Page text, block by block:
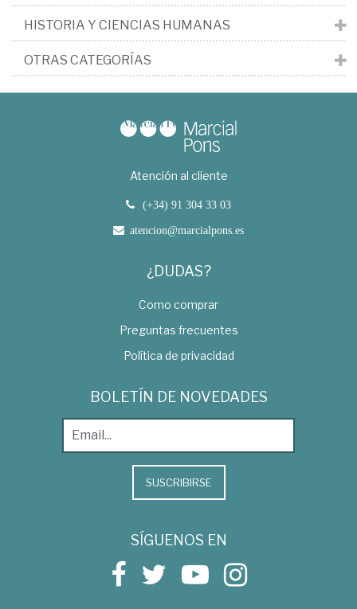
HISTORIA Y CIENCIAS HUMANAS
OTRAS CATEGORÍAS
Atención al cliente
(+34) 91 304 33 03
atencion@marcialpons.es
¿DUDAS?
Como comprar
Preguntas frecuentes
Política de privacidad
BOLETÍN DE NOVEDADES
SUSCRIBIRSE
SÍGUENOS EN